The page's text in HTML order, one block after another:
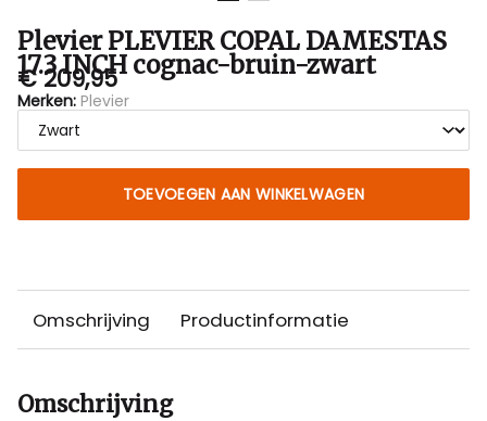
Plevier PLEVIER COPAL DAMESTAS
17.3 INCH cognac-bruin-zwart
€ 209,95
Merken: Plevier
TOEVOEGEN AAN WINKELWAGEN
Omschrijving Productinformatie
Omschrijving